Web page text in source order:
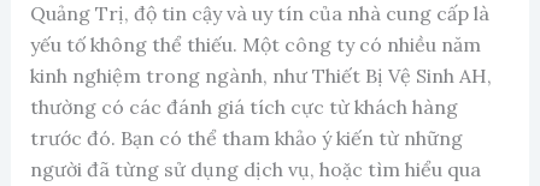
Quảng Trị, độ tin cậy và uy tín của nhà cung cấp là
yếu tố không thể thiếu. Một công ty có nhiều năm
kinh nghiệm trong ngành, như Thiết Bị Vệ Sinh AH,
thường có các đánh giá tích cực từ khách hàng
trước đó. Bạn có thể tham khảo ý kiến từ những
người đã từng sử dụng dịch vụ, hoặc tìm hiểu qua